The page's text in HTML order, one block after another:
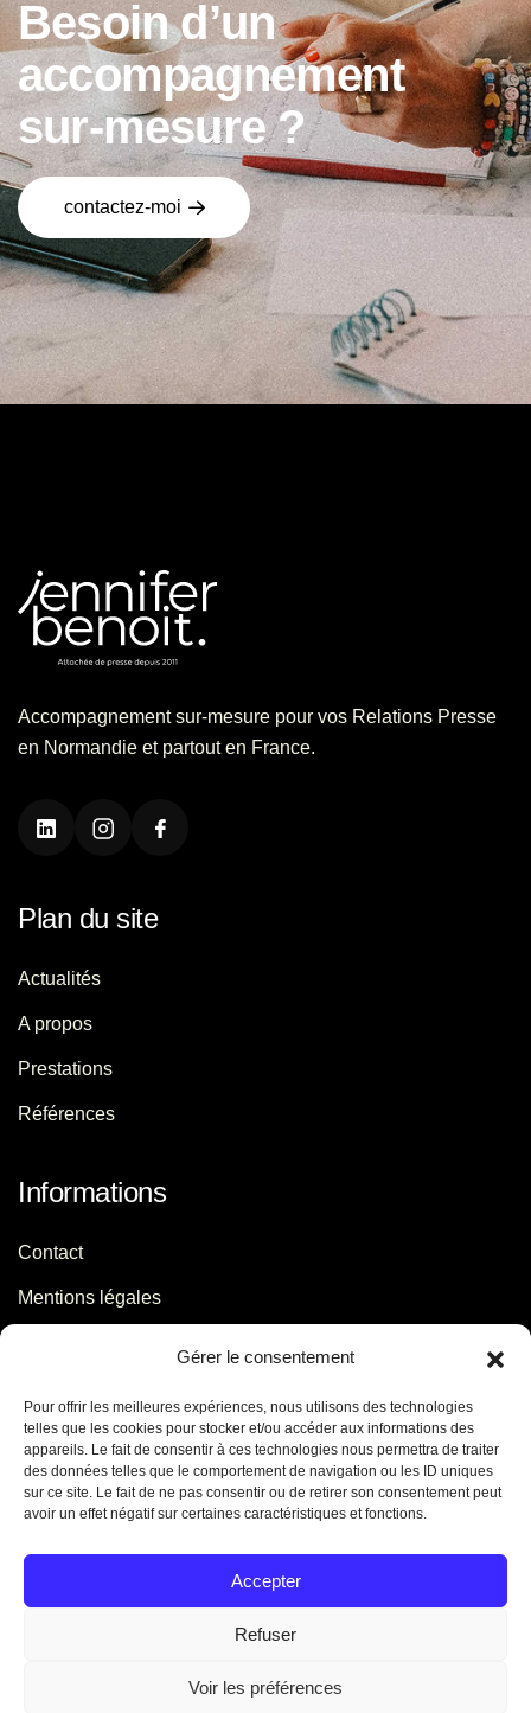
Gérer le consentement
Pour offrir les meilleures expériences, nous utilisons des technologies
telles que les cookies pour stocker et/ou accéder aux informations des
appareils. Le fait de consentir à ces technologies nous permettra de traiter
des données telles que le comportement de navigation ou les ID uniques
sur ce site. Le fait de ne pas consentir ou de retirer son consentement peut
avoir un effet négatif sur certaines caractéristiques et fonctions.
Accepter
Refuser
Voir les préférences
Besoin d’un
accompagnement
sur-mesure ?
contactez-moi
Accompagnement sur-mesure pour vos Relations Presse
en Normandie et partout en France.
Plan du site
Actualités
A propos
Prestations
Références
Informations
Contact
Mentions légales
Contact
06 29 56 64 44
contact[@]jb-conseils.fr
Caen - Normandie - France
Jennifer Benoit. Tous droits réservés. Créé par